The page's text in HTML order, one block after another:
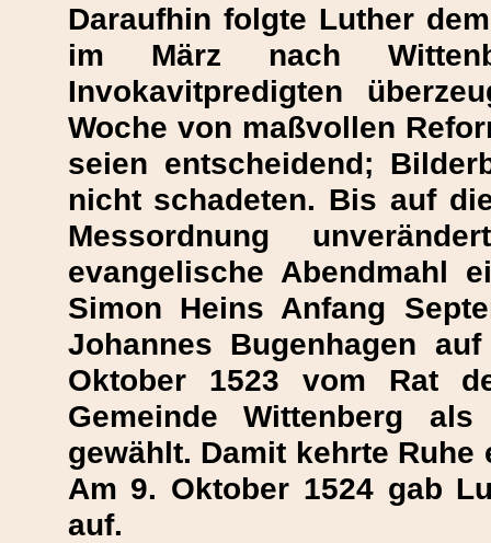
Daraufhin folgte Luther
im März nach
Invokavitpredigten
Woche von maßvollen
seien entscheidend;
nicht schadeten. Bis auf
Messordnung
evangelische Abendmahl
Simon Heins Anfang
Johannes Bugenhagen
Oktober 1523 vom Rat
Gemeinde Wittenberg
gewählt. Damit kehrte
Am 9. Oktober 1524 gab
auf.